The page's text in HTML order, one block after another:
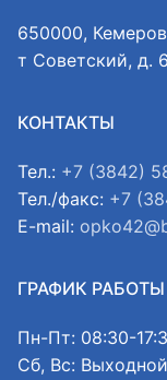
650000,
т Советский, д.
КОНТАКТЫ
Тел.: +7 (3842)
Тел./факс: +7
E-mail:
ГРАФИК РАБОТЫ
Пн-Пт: 08:30-
Сб, Вс: Выходной